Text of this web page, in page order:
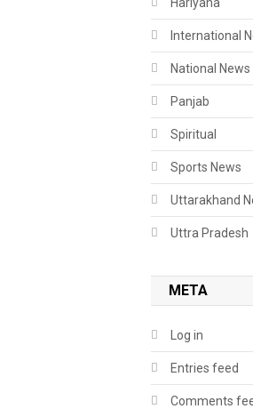
International
National News
Panjab
Spiritual
Sports News
Uttarakhand
Uttra Pradesh
META
Log in
Entries feed
Comments